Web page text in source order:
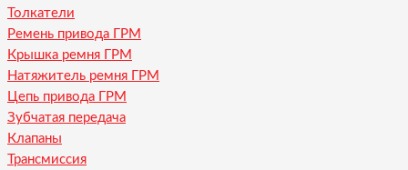
Толкатели
Ремень привода ГРМ
Крышка ремня ГРМ
Натяжитель ремня ГРМ
Цепь привода ГРМ
Зубчатая передача
Клапаны
Трансмиссия